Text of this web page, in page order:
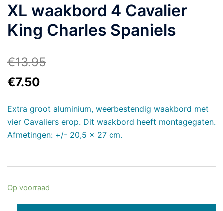
XL waakbord 4 Cavalier
King Charles Spaniels
€13.95
€7.50
Extra groot aluminium, weerbestendig waakbord met
vier Cavaliers erop. Dit waakbord heeft montagegaten.
Afmetingen: +/- 20,5 x 27 cm.
Op voorraad